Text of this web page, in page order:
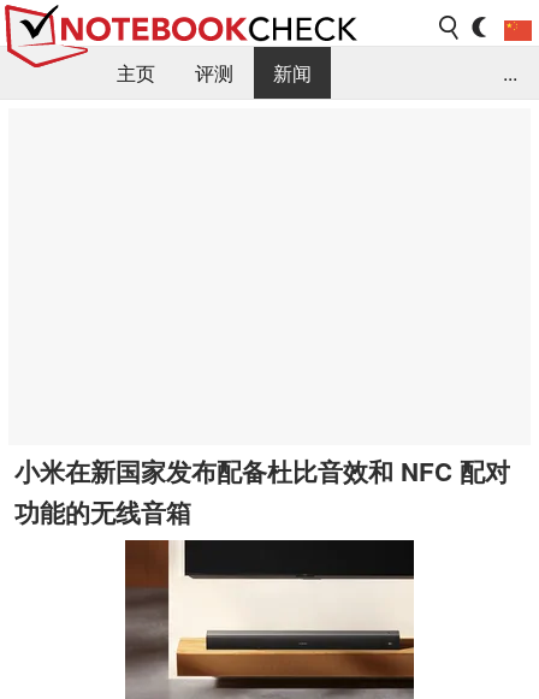
主页 评测
新闻
...
小米在新国家发布配备杜比音效和 NFC 配对
功能的无线音箱